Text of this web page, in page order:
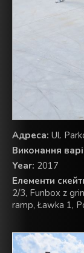
Aдреса: Ul.
Виконання
Year: 2017
Елементи
2/3, Funbox z
ramp, Ławka 1,